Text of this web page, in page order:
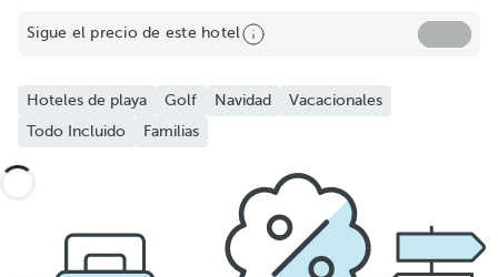
Sigue el precio de este hotel
Hoteles de playa Golf Navidad
Vacacionales
Todo Incluido
Familias